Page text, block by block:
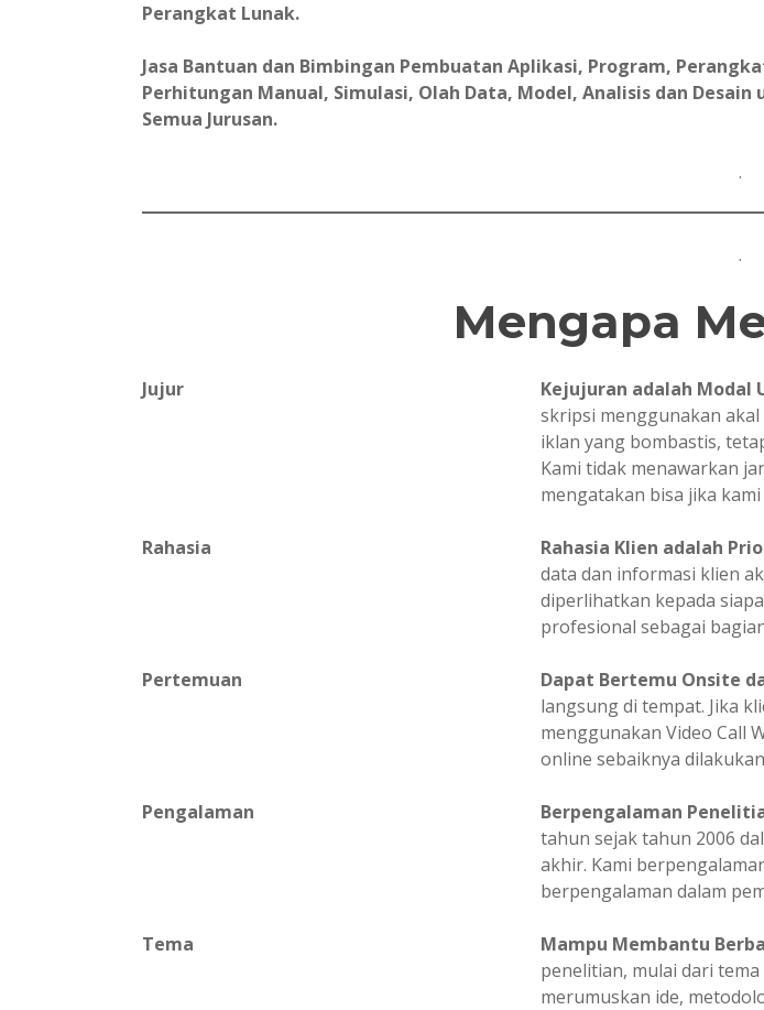
Perangkat Lunak.
Jasa Bantuan dan Bimbingan Pembuatan Aplikasi, Program,
Perhitungan Manual, Simulasi, Olah Data, Model, Analisis dan
Semua Jurusan.
.
.
Mengapa
Jujur Kejujuran adalah Modal
skripsi menggunakan
iklan yang bombastis,
Kami tidak menawarkan
mengatakan bisa jika
Rahasia Rahasia Klien adalah
data dan informasi klien
diperlihatkan kepada
profesional sebagai
Pertemuan Dapat Bertemu Onsite
langsung di tempat. Jika
menggunakan Video Call
online sebaiknya
Pengalaman Berpengalaman
tahun sejak tahun 2006
akhir. Kami
berpengalaman dalam
Tema Mampu Membantu
penelitian, mulai dari
merumuskan ide,